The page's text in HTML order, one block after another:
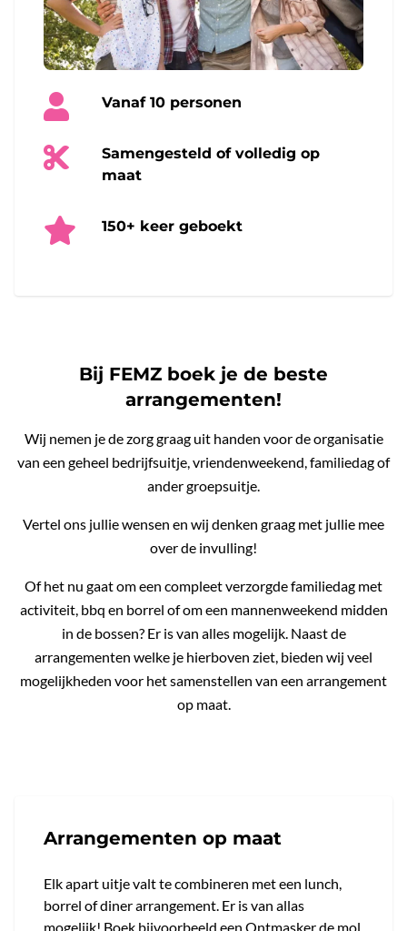
Vanaf 10 personen
Samengesteld of volledig op
maat
150+ keer geboekt
Bij FEMZ boek je de beste
arrangementen!
Wij nemen je de zorg graag uit handen voor de organisatie
van een geheel bedrijfsuitje, vriendenweekend, familiedag of
ander groepsuitje.
Vertel ons jullie wensen en wij denken graag met jullie mee
over de invulling!
Of het nu gaat om een compleet verzorgde familiedag met
activiteit, bbq en borrel of om een mannenweekend midden
in de bossen? Er is van alles mogelijk. Naast de
arrangementen welke je hierboven ziet, bieden wij veel
mogelijkheden voor het samenstellen van een arrangement
op maat.
Arrangementen op maat
Elk apart uitje valt te combineren met een lunch,
borrel of diner arrangement. Er is van allas
mogelijk! Boek bijvoorbeeld een Ontmasker de mol